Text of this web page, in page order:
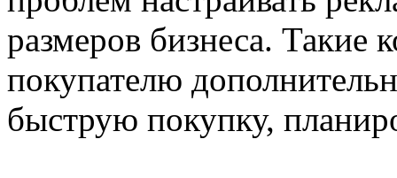
размеров бизнеса. Такие
покупателю
быструю покупку,